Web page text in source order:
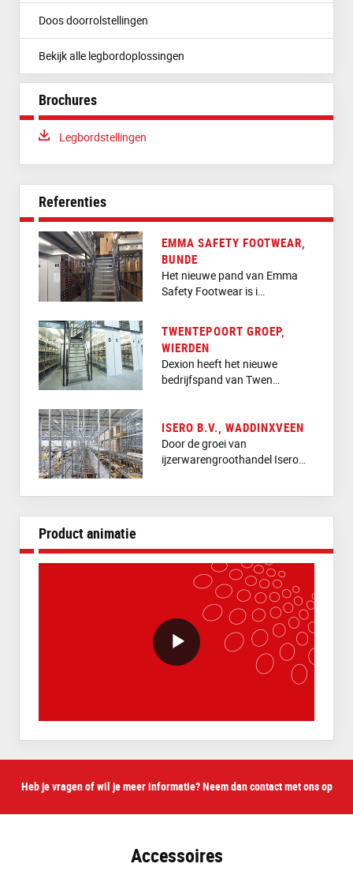
Doos doorrolstellingen
Bekijk alle legbordoplossingen
Brochures
Download:
Legbordstellingen
Referenties
EMMA SAFETY FOOTWEAR,
BUNDE
Het nieuwe pand van Emma
Safety Footwear is i…
TWENTEPOORT GROEP,
WIERDEN
Dexion heeft het nieuwe
bedrijfspand van Twen…
ISERO B.V., WADDINXVEEN
Door de groei van
ijzerwarengroothandel Isero…
Product animatie
VideoWithLightboxBlock
Heb je vragen of wil je meer informatie? Neem dan contact met ons op
Accessoires